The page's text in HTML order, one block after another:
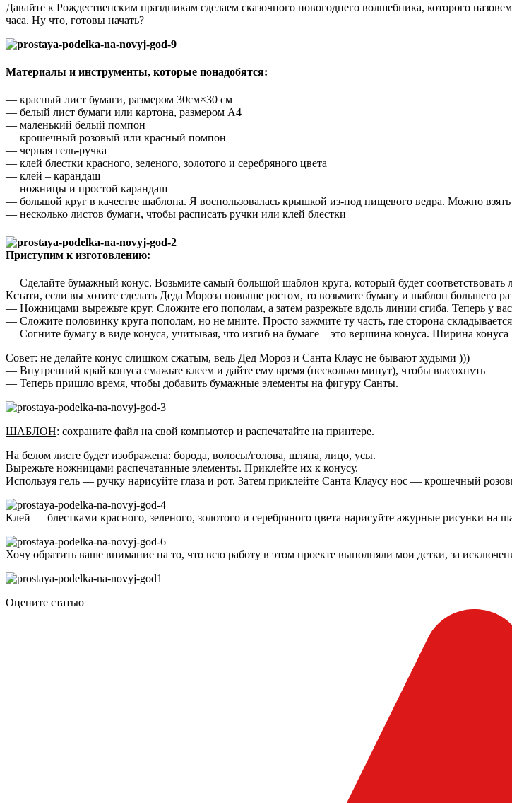
Давайте к Рождественским праздникам сделаем сказочного новогоднего волшебника, которого
часа. Ну что, готовы начать?
Материалы и инструменты, которые понадобятся:
— красный лист бумаги, размером 30см×30 см
— белый лист бумаги или картона, размером А4
— маленький белый помпон
— крошечный розовый или красный помпон
— черная гель-ручка
— клей блестки красного, зеленого, золотого и серебряного цвета
— клей – карандаш
— ножницы и простой карандаш
— большой круг в качестве шаблона. Я воспользовалась крышкой из-под пищевого ведра. Можно
— несколько листов бумаги, чтобы расписать ручки или клей блестки
Приступим к изготовлению:
— Сделайте бумажный конус. Возьмите самый большой шаблон круга, который будет
Кстати, если вы хотите сделать Деда Мороза повыше ростом, то возьмите бумагу и шаблон большего
— Ножницами вырежьте круг. Сложите его пополам, а затем разрежьте вдоль линии сгиба. Теперь у вас
— Сложите половинку круга пополам, но не мните. Просто зажмите ту часть, где сторона
— Согните бумагу в виде конуса, учитывая, что изгиб на бумаге – это вершина конуса. Ширина
Совет: не делайте конус слишком сжатым, ведь Дед Мороз и Санта Клаус не бывают худыми )))
— Внутренний край конуса смажьте клеем и дайте ему время (несколько минут), чтобы высохнуть
— Теперь пришло время, чтобы добавить бумажные элементы на фигуру Санты.
ШАБЛОН: сохраните файл на свой компьютер и распечатайте на принтере.
На белом листе будет изображена: борода, волосы/голова, шляпа, лицо, усы.
Вырежьте ножницами распечатанные элементы. Приклейте их к конусу.
Используя гель — ручку нарисуйте глаза и рот. Затем приклейте Санта Клаусу нос — крошечный
Клей — блестками красного, зеленого, золотого и серебряного цвета нарисуйте ажурные рисунки на
Хочу обратить ваше внимание на то, что всю работу в этом проекте выполняли мои детки, за
Оцените статью